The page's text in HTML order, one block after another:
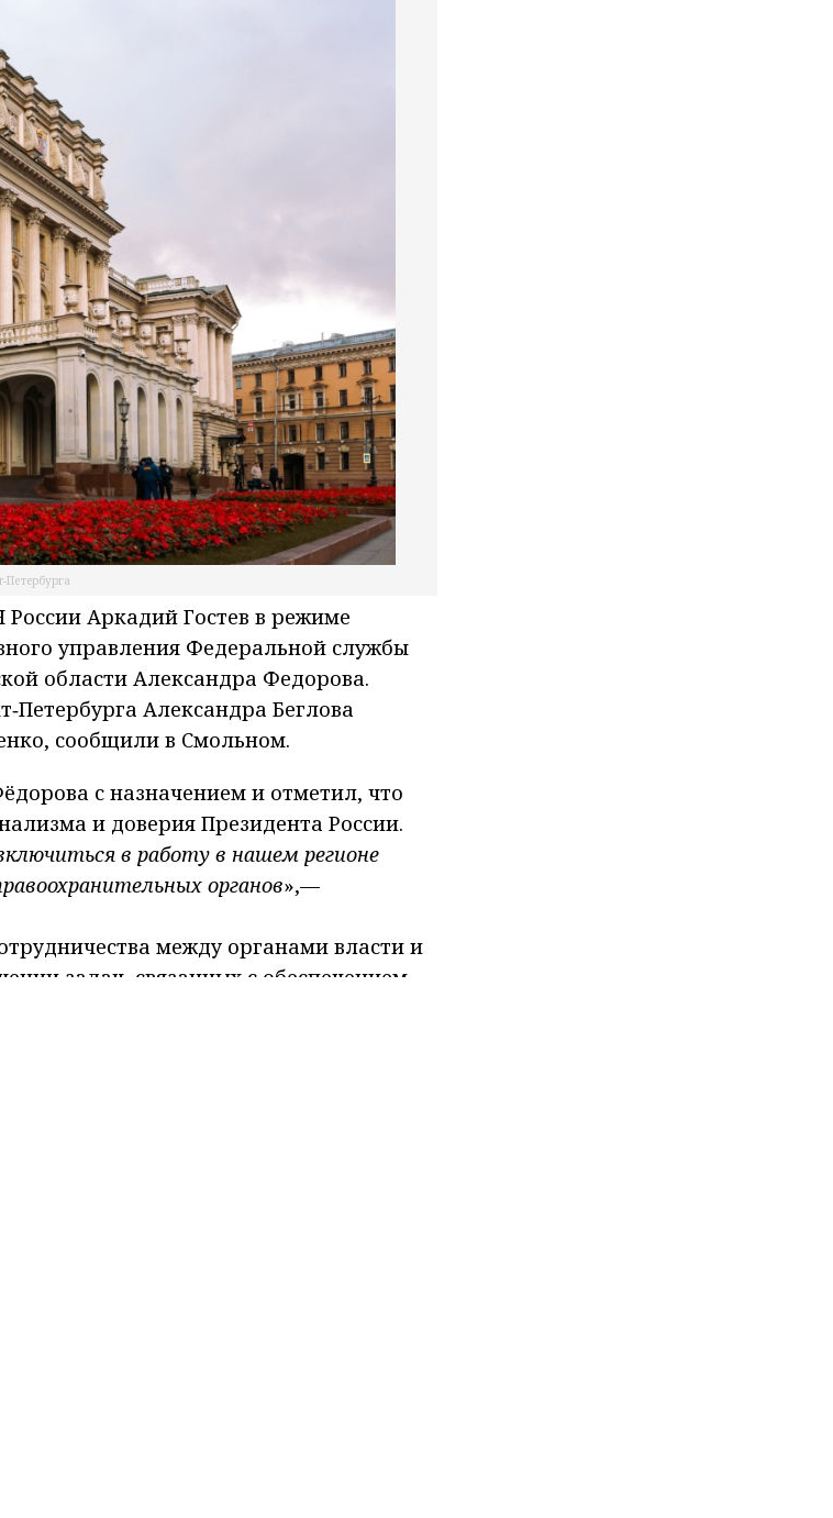
Аркадий Гостев в режиме
управления Федеральной службы
области Александра Федорова.
Александра Беглова
сообщили в Смольном.
с назначением и отметил, что
и доверия Президента России.
в работу в нашем регионе
органов»,—
между органами власти и
задач, связанных с обеспечением